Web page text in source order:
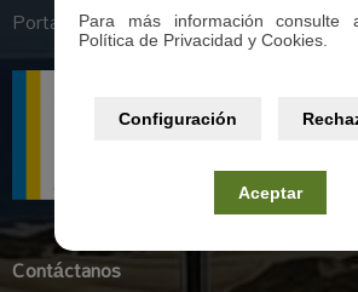
Para más información consulte
Política de Privacidad y Cookies.
Configuración
Aceptar
Portal de Transparencia
Contáctanos